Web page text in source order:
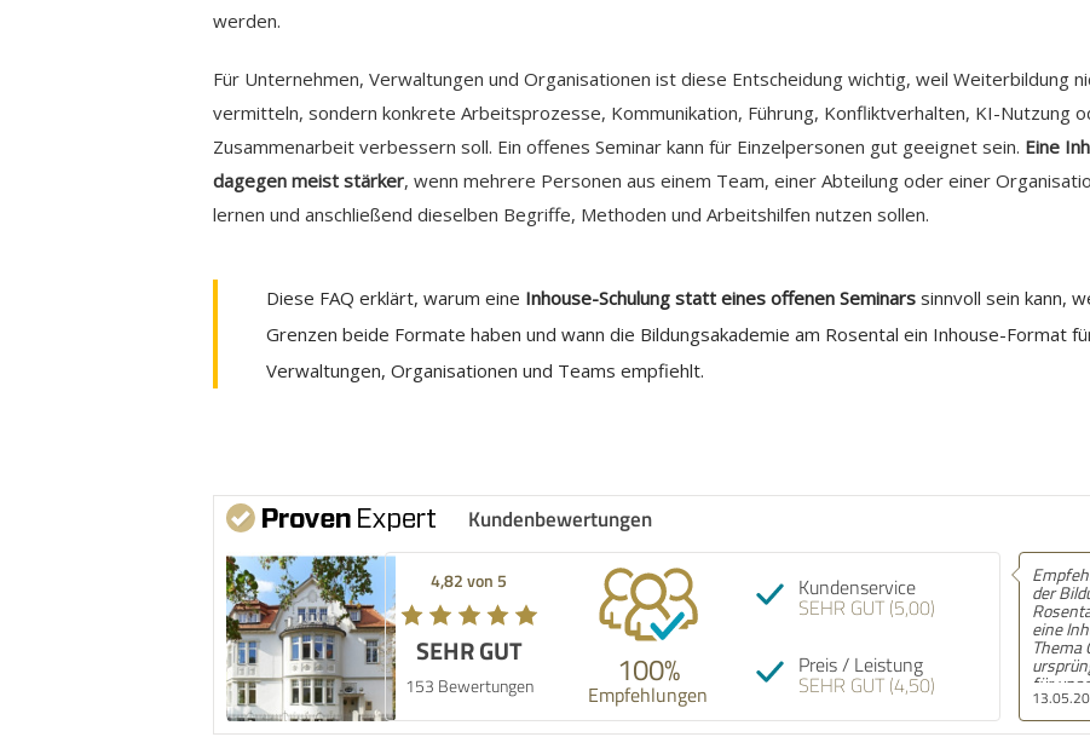
werden.
Für Unternehmen, Verwaltungen und Organisationen ist diese Entscheidung wichtig, weil Weiterbildung
vermitteln, sondern konkrete Arbeitsprozesse, Kommunikation, Führung, Konfliktverhalten, KI-Nutzung
Zusammenarbeit verbessern soll. Ein offenes Seminar kann für Einzelpersonen gut geeignet sein. Eine
dagegen meist stärker, wenn mehrere Personen aus einem Team, einer Abteilung oder einer
lernen und anschließend dieselben Begriffe, Methoden und Arbeitshilfen nutzen sollen.
Diese FAQ erklärt, warum eine Inhouse-Schulung statt eines offenen Seminars sinnvoll sein kann,
Grenzen beide Formate haben und wann die Bildungsakademie am Rosental ein Inhouse-Format
Verwaltungen, Organisationen und Teams empfiehlt.
Kundenbewertungen
4,82 von 5
SEHR GUT
153 Bewertungen 100%
Empfehlungen
Kundenservice
SEHR GUT (5,00)
Preis / Leistung
SEHR GUT (4,50)
13.05.2026
Empfehlung! Wir haben mit
der Bildungsakademie am
Rosental Anfang des Jahres
ursprünglich eigentlich nur
für unser Marketingteam
mit acht Leuten. Am Ende
saßen dann aber auch
schnell